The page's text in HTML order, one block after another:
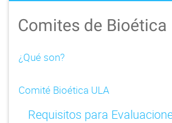
Comites de Bioética
¿Qué son?
Comité Bioética ULA
Requisitos para